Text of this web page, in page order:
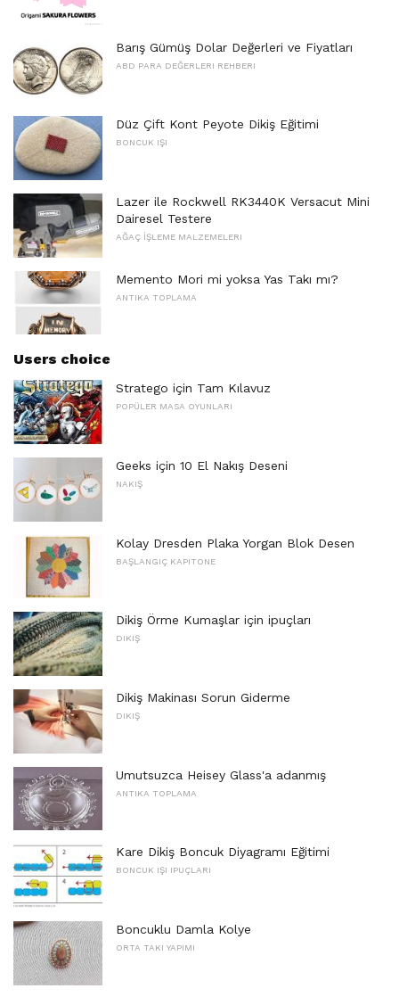
Barış Gümüş Dolar Değerleri ve Fiyatları
ABD PARA DEĞERLERI REHBERI
Düz Çift Kont Peyote Dikiş Eğitimi
BONCUK IŞI
Lazer ile Rockwell RK3440K Versacut Mini
Dairesel Testere
AĞAÇ İŞLEME MALZEMELERI
Memento Mori mi yoksa Yas Takı mı?
ANTIKA TOPLAMA
Users choice
Stratego için Tam Kılavuz
POPÜLER MASA OYUNLARI
Geeks için 10 El Nakış Deseni
NAKIŞ
Kolay Dresden Plaka Yorgan Blok Desen
BAŞLANGIÇ ​​KAPITONE
Dikiş Örme Kumaşlar için ipuçları
DIKIŞ
Dikiş Makinası Sorun Giderme
DIKIŞ
Umutsuzca Heisey Glass'a adanmış
ANTIKA TOPLAMA
Kare Dikiş Boncuk Diyagramı Eğitimi
BONCUK IŞI IPUÇLARI
Boncuklu Damla Kolye
ORTA TAKI YAPIMI